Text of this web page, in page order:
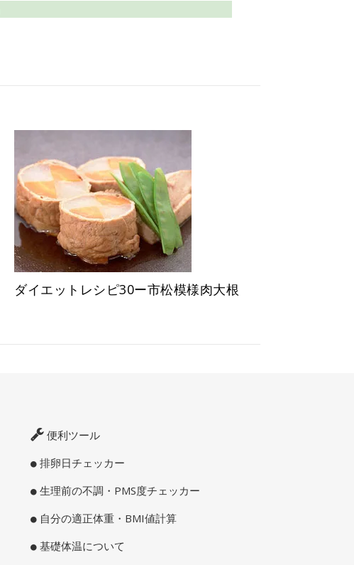
ダイエットレシピ30ー市松模様肉大根
便利ツール
排卵日チェッカー
生理前の不調・PMS度チェッカー
自分の適正体重・BMI値計算
基礎体温について